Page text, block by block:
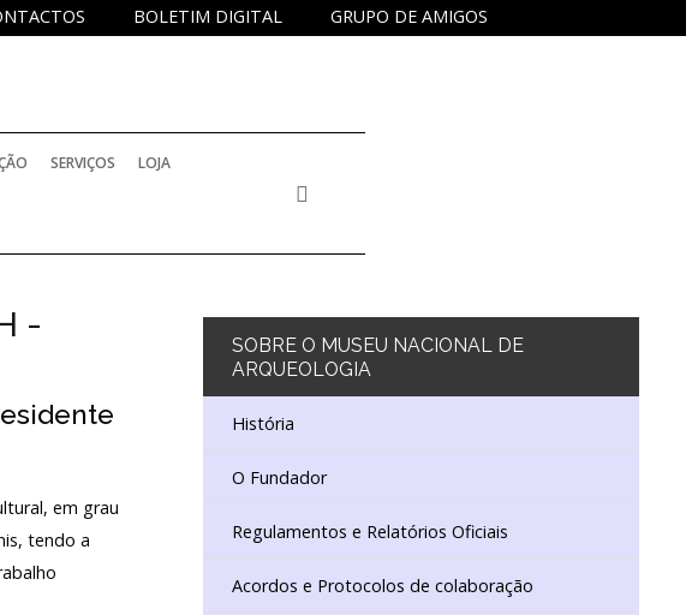
GRUPO DE AMIGOS
BOLETIM DIGITAL
DO MNA
INTERNACIONAIS
SERVIÇOS
SERVIÇO DE DOCUMENTAÇÃO
SERVIÇO EDUCATIVO E DE EXTENSÃO CULTURAL
LABORATÓRIO DE CONSERVAÇÃO E RESTAURO
LOJA
-
em grau
tendo a
SOBRE O MUSEU NACIONAL DE
ARQUEOLOGIA
História
O Fundador
Regulamentos e Relatórios Oficiais
Acordos e Protocolos de colaboração